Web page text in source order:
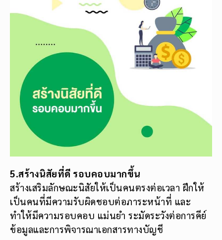
5.สร้างนิสัยที่ดี รอบคอบมากขึ้น
สร้างเสริมลักษณะนิสัยให้เป็นคนตรงต่อเวลา ฝึกให้
เป็นคนที่มีความรับผิดชอบต่อภาระหน้าที่ และ
ทำให้มีความรอบคอบ แม่นยำ ระมัดระวังต่อการคีย์
ข้อมูลและการพิจารณาเอกสารทางบัญชี